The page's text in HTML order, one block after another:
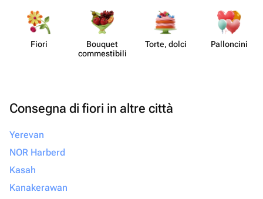
Fiori
Bouquet
commes​tibili
Torte, dolci Pall​oncini
Consegna di fiori in altre città
Yerevan
NOR Harberd
Kasah
Kanakerawan